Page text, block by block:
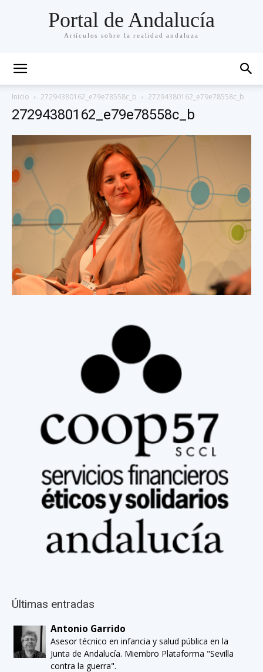
Portal de Andalucía
Artículos sobre la realidad andaluza
Inicio 27294380162_e79e78558c_b 27294380162_e79e78558c_b
27294380162_e79e78558c_b
Últimas entradas
Antonio Garrido
Asesor técnico en infancia y salud pública en la
Junta de Andalucía. Miembro Plataforma "Sevilla
contra la guerra".